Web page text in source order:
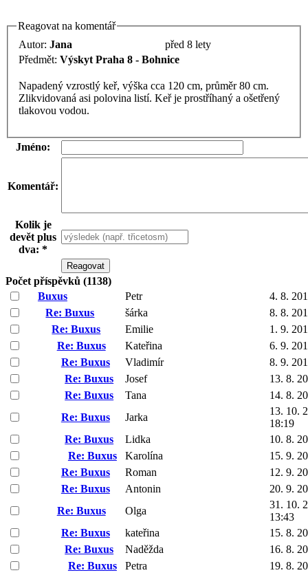
Reagovat na komentář
Autor: Jana
před 8 lety
Předmět: Výskyt Praha 8 - Bohnice
Napadený vzrostlý keř, výška cca 120 cm, průměr 80 cm.
Zlikvidovaná asi polovina listí. Keř je prostříhaný a ošetřený
tlakovou vodou.
Jméno:
Komentář:
Kolik je
devět plus
dva: *
Počet příspěvků (1138)
Buxus
Petr
4. 8.
Re: Buxus
šárka
8. 8.
Re: Buxus
Emilie
1. 9.
Re: Buxus
Kateřina
6. 9.
Re: Buxus
Vladimír
8. 9.
Re: Buxus
Josef
13. 8.
Re: Buxus
Tana
14. 8.
Re: Buxus
Jarka
13. 10.
18:19
Re: Buxus
Lidka
10. 8.
Re: Buxus
Karolína
15. 9.
Re: Buxus
Roman
12. 9.
Re: Buxus
Antonin
20. 9.
Re: Buxus
Olga
31. 10.
13:43
Re: Buxus
kateřina
15. 8.
Re: Buxus
Naděžda
16. 8.
Re: Buxus
Petra
19. 8.